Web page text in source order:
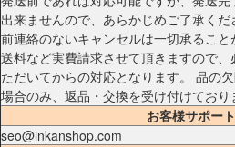
出来ませんので、あらかじめご了承く
前連絡のないキャンセルは一切承ること
送料など実費請求させて頂きますので
ただいてからの対応となります。 品の
場合のみ、返品・交換を受け付けており
お客様サポー
seo@inkanshop.com